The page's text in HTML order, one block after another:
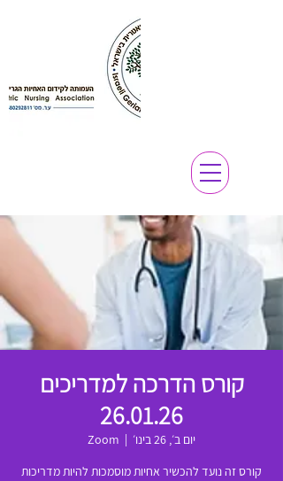
קורס הדרכה למדריכים
26.01.26
יום ב׳, 26 בינו׳
  |
Zoom
קורס זה נועד להכשיר אחיות מוסמכות להיות מדריכות